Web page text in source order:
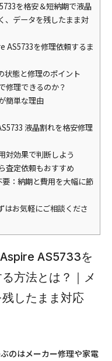
を格安＆短納期で液晶
、データを残したまま対
AS5733を修理依頼するま
状態と修理のポイント
修理できるのか？
簡単な理由
液晶割れを格安修理
対効果で判断しよう
査定依頼もおすすめ
：納期と費用を大幅に節
はお気軽にご相談くださ
AS5733を
方法とは？｜メ
したまま対応
のはメーカー修理や家電